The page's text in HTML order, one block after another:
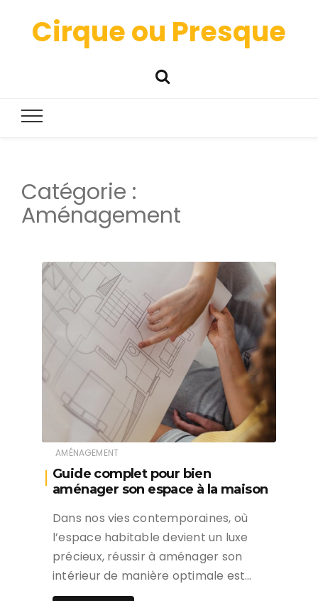
Cirque ou Presque
Catégorie :
Aménagement
AMÉNAGEMENT
Guide complet pour bien
aménager son espace à la maison
Dans nos vies contemporaines, où
l’espace habitable devient un luxe
précieux, réussir à aménager son
intérieur de manière optimale est…